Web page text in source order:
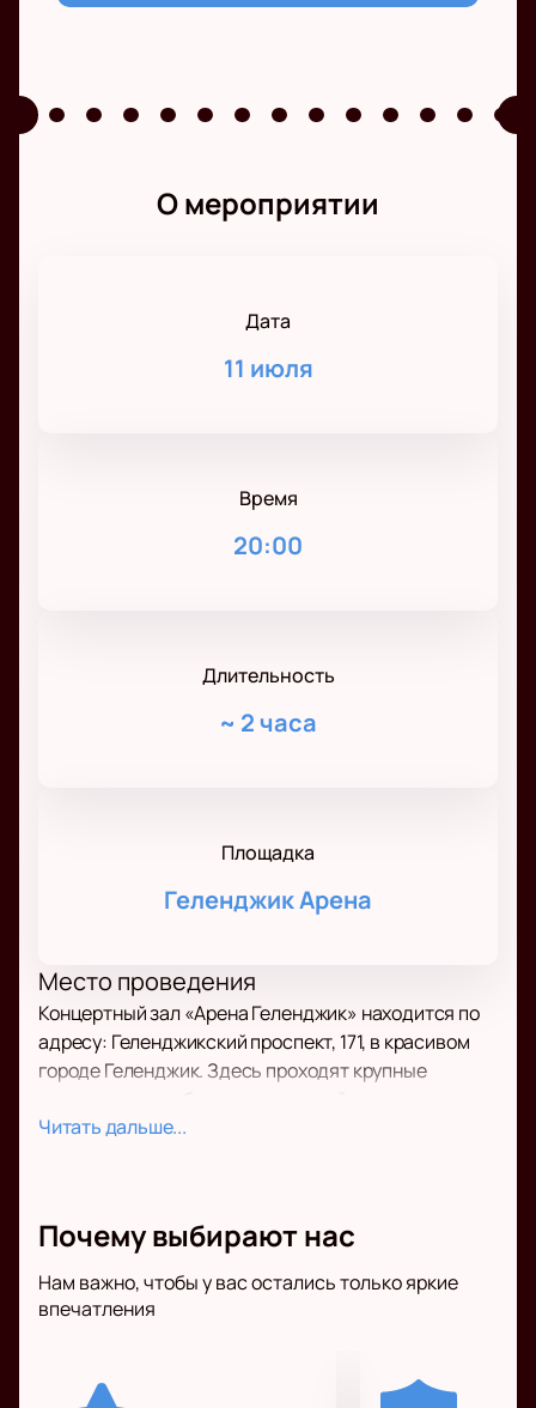
О мероприятии
Дата
11 июля
Время
20:00
Длительность
~ 2 часа
Площадка
Геленджик Арена
Место проведения
Концертный зал «Арена Геленджик» находится по
адресу: Геленджикский проспект, 171, в красивом
городе Геленджик. Здесь проходят крупные
почувствует мощный звук и особую атмосферу.
Григорий Лепс возвращается с новым сольным
выступлением, которое станет ярким событием
этого года. Певец исполнит как любимые
композиции, так и свежие треки. Его творчество
восторг даже у самых взыскательных слушателей.
Читать дальше...
Почему выбирают нас
Нам важно, чтобы у вас остались только яркие
впечатления